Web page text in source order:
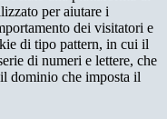
per aiutare i
dei visitatori e
di tipo pattern, in cui il
di numeri e lettere, che
dominio che imposta il